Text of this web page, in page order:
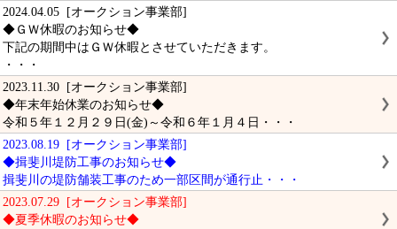
2024.04.05 [オークション事業部]
◆ＧＷ休暇のお知らせ◆
下記の期間中はＧＷ休暇とさせていただきます。
・・・
2023.11.30 [オークション事業部]
◆年末年始休業のお知らせ◆
令和５年１２月２９日(金)～令和６年１月４日・・・
2023.08.19 [オークション事業部]
◆揖斐川堤防工事のお知らせ◆
揖斐川の堤防舗装工事のため一部区間が通行止・・・
2023.07.29 [オークション事業部]
◆夏季休暇のお知らせ◆